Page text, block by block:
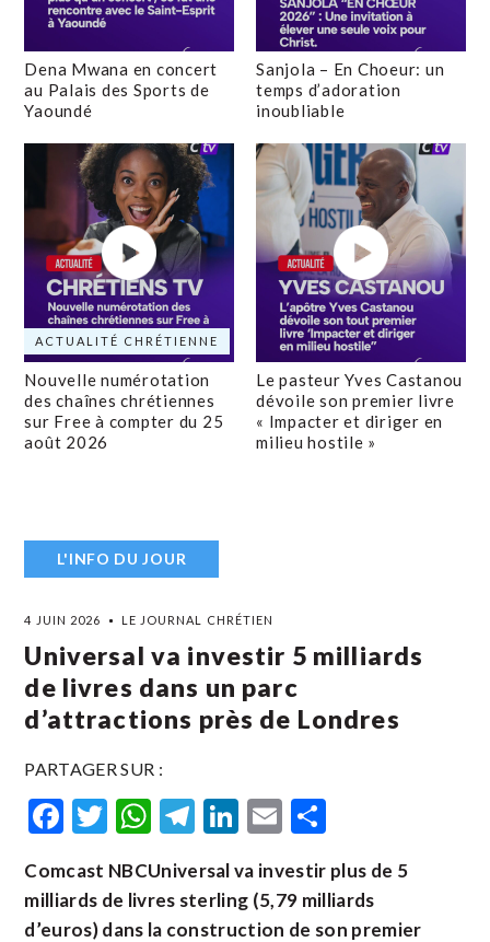
Dena Mwana en concert
au Palais des Sports de
Yaoundé
Sanjola – En Choeur: un
temps d’adoration
inoubliable
ACTUALITÉ CHRÉTIENNE
Nouvelle numérotation
des chaînes chrétiennes
sur Free à compter du 25
août 2026
Le pasteur Yves Castanou
dévoile son premier livre
« Impacter et diriger en
milieu hostile »
L'INFO DU JOUR
4 JUIN 2026 LE JOURNAL CHRÉTIEN
Universal va investir 5 milliards
de livres dans un parc
d’attractions près de Londres
PARTAGER SUR :
Facebook
Twitter
WhatsApp
Telegram
LinkedIn
Email
Comcast NBCUniversal va investir plus de 5
milliards de livres sterling (5,79 milliards
d’euros) dans la construction de son premier